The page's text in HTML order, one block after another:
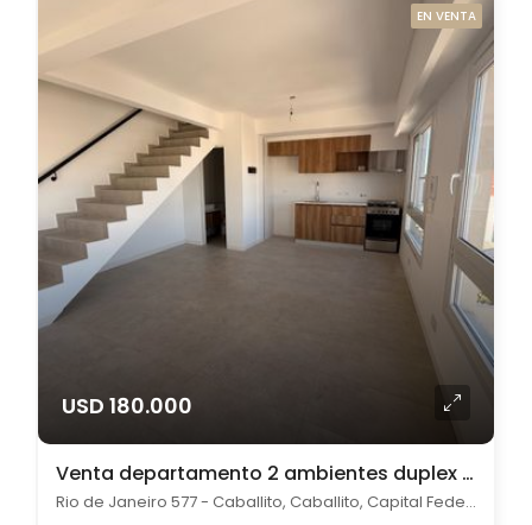
EN VENTA
USD 180.000
Venta departamento 2 ambientes duplex balcón y pileta en Caballito a estrenar
Rio de Janeiro 577 - Caballito, Caballito, Capital Federal